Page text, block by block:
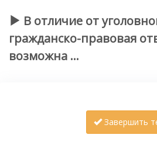
В отличие от
гражданско-правовая
возможна …
Завершить